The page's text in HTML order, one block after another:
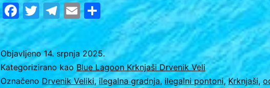
li
institucije
ugostitelje
i
nautičare
Facebook
Twitter
Telegram
EmailShare
Objavljeno14. srpnja 2025.
Kategorizirano kao Blue Lagoon Krknjaši Drvenik Veli
Označeno Drvenik Veliki, ilegalna gradnja, ilegalni pontoni,Krknjaši,